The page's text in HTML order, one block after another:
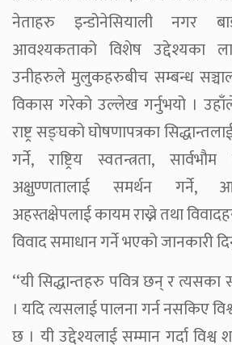
नेताहरु इन्डोनेसियाली नगर
आवश्यकताको विशेष उद्देश्यका
उनीहरुले मुलुकहरुबीच सम्बन्ध
विकास गरेको उल्लेख गर्नुभयो ।
राष्ट्र सङ्घको घोषणापत्रका
गर्ने, राष्ट्रिय स्वतन्त्रता,
अक्षुण्णतालाई समर्थन गर्ने,
अहस्तक्षेपलाई कायम राख्ने तथा
विवाद समाधान गर्ने भएको जानकारी
‘‘यी सिद्धान्तहरु पवित्र छन् र
। यदि त्यसलाई पालना गर्न नसकिए
छ । यी उद्देश्यलाई सम्मान गर्दा विश्व